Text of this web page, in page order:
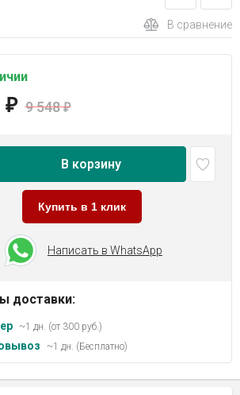
В сравнение
₽ 9 548₽
В корзину
Купить в 1 клик
Написать в WhatsApp
доставки:
~1 дн. (от 300 руб.)
~1 дн. (Бесплатно)